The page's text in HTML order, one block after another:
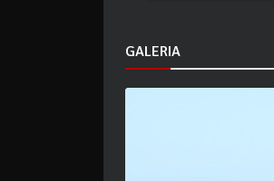
GALERIA